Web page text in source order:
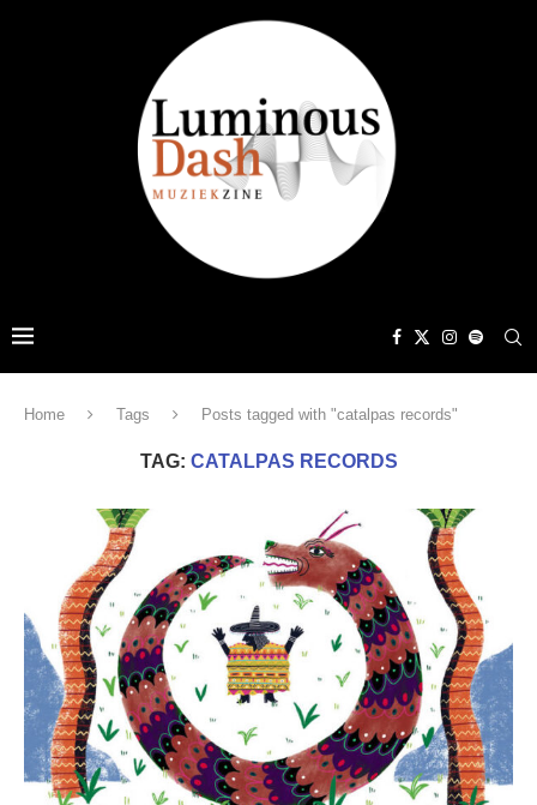
Home Tags Posts tagged with "catalpas records"
TAG: CATALPAS RECORDS